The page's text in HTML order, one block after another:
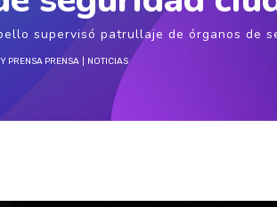
supervisó patrullaje de órganos de
PRENSA PRENSA NOTICIAS